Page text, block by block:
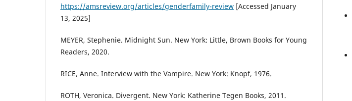
https://amsreview.org/articles/genderfamily-review [Accessed January
13, 2025]
MEYER, Stephenie. Midnight Sun. New York: Little, Brown Books for Young
Readers, 2020.
RICE, Anne. Interview with the Vampire. New York: Knopf, 1976.
ROTH, Veronica. Divergent. New York: Katherine Tegen Books, 2011.